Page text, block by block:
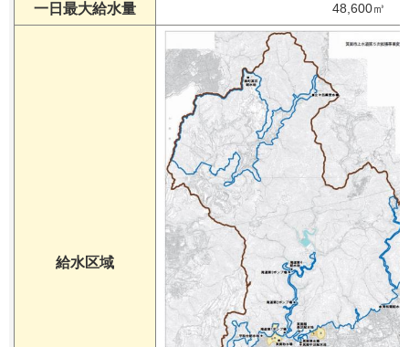
一日最大給水量 48,600㎥
給水区域